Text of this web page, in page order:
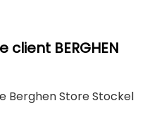
BERGHEN
Berghen Store Stockel